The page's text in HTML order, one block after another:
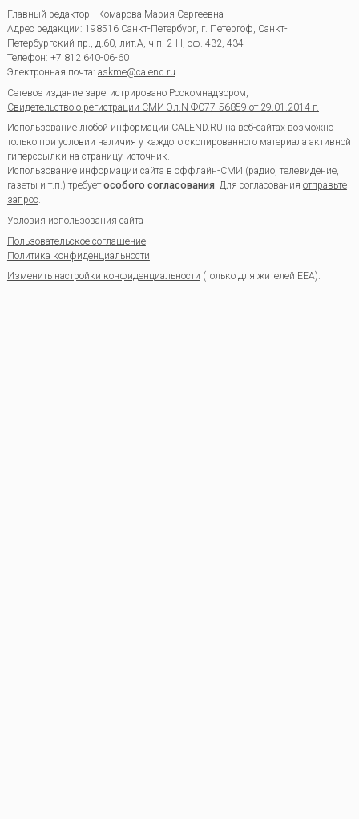
Главный редактор - Комарова Мария Сергеевна
Адрес редакции: 198516 Санкт-Петербург, г. Петергоф, Санкт-
Петербургский пр., д.60, лит.А, ч.п. 2-Н, оф. 432, 434
Телефон: +7 812 640-06-60
Электронная почта: askme@calend.ru
Сетевое издание зарегистрировано Роскомнадзором,
Свидетельство о регистрации СМИ Эл.N ФС77-56859 от 29.01.2014 г.
Использование любой информации CALEND.RU на веб-сайтах возможно
только при условии наличия у каждого скопированного материала активной
гиперссылки на страницу-источник.
Использование информации сайта в оффлайн-СМИ (радио, телевидение,
газеты и т.п.) требуетособого согласования. Для согласования отправьте
запрос.
Условия использования сайта
Пользовательское соглашение
Политика конфиденциальности
Изменить настройки конфиденциальности (только для жителей EEA).